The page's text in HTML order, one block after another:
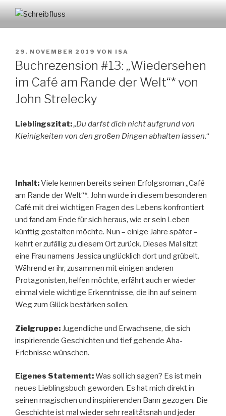
Inhalt
springenSCHREIBFLUSS
VERÖFFENTLICHT
AM
29. NOVEMBER 2019 VON ISA
Buchrezension #13: „Wiedersehen
im Café am Rande der Welt“* von
John Strelecky
Lieblingszitat:„Du darfst dich nicht aufgrund von
Kleinigkeiten von den großen Dingen abhalten lassen.“
Inhalt:Viele kennen bereits seinen Erfolgsroman „Café
am Rande der Welt“*. John wurde in diesem besonderen
Café mit drei wichtigen Fragen des Lebens konfrontiert
und fand am Ende für sich heraus, wie er sein Leben
künftig gestalten möchte. Nun – einige Jahre später –
kehrt er zufällig zu diesem Ort zurück. Dieses Mal sitzt
eine Frau namens Jessica unglücklich dort und grübelt.
Während er ihr, zusammen mit einigen anderen
Protagonisten, helfen möchte, erfährt auch er wieder
einmal viele wichtige Erkenntnisse, die ihn auf seinem
Weg zum Glück bestärken sollen.
Zielgruppe: Jugendliche und Erwachsene, die sich
inspirierende Geschichten und tief gehende Aha-
Erlebnisse wünschen.
Eigenes Statement:Was soll ich sagen? Es ist mein
neues Lieblingsbuch geworden. Es hat mich direkt in
seinen magischen und inspirierenden Bann gezogen. Die
Geschichte ist mal wieder sehr realitätsnah und jeder